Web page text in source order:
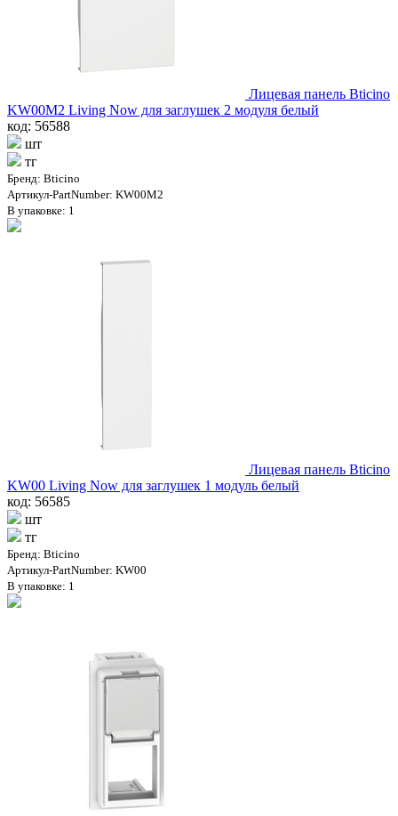
Лицевая панель Bticino
KW00М2 Living Now для заглушек 2 модуля белый
код: 56588
шт
тг
Бренд: Bticino
Артикул-PartNumber: KW00M2
В упаковке: 1
Лицевая панель Bticino
KW00 Living Now для заглушек 1 модуль белый
код: 56585
шт
тг
Бренд: Bticino
Артикул-PartNumber: KW00
В упаковке: 1